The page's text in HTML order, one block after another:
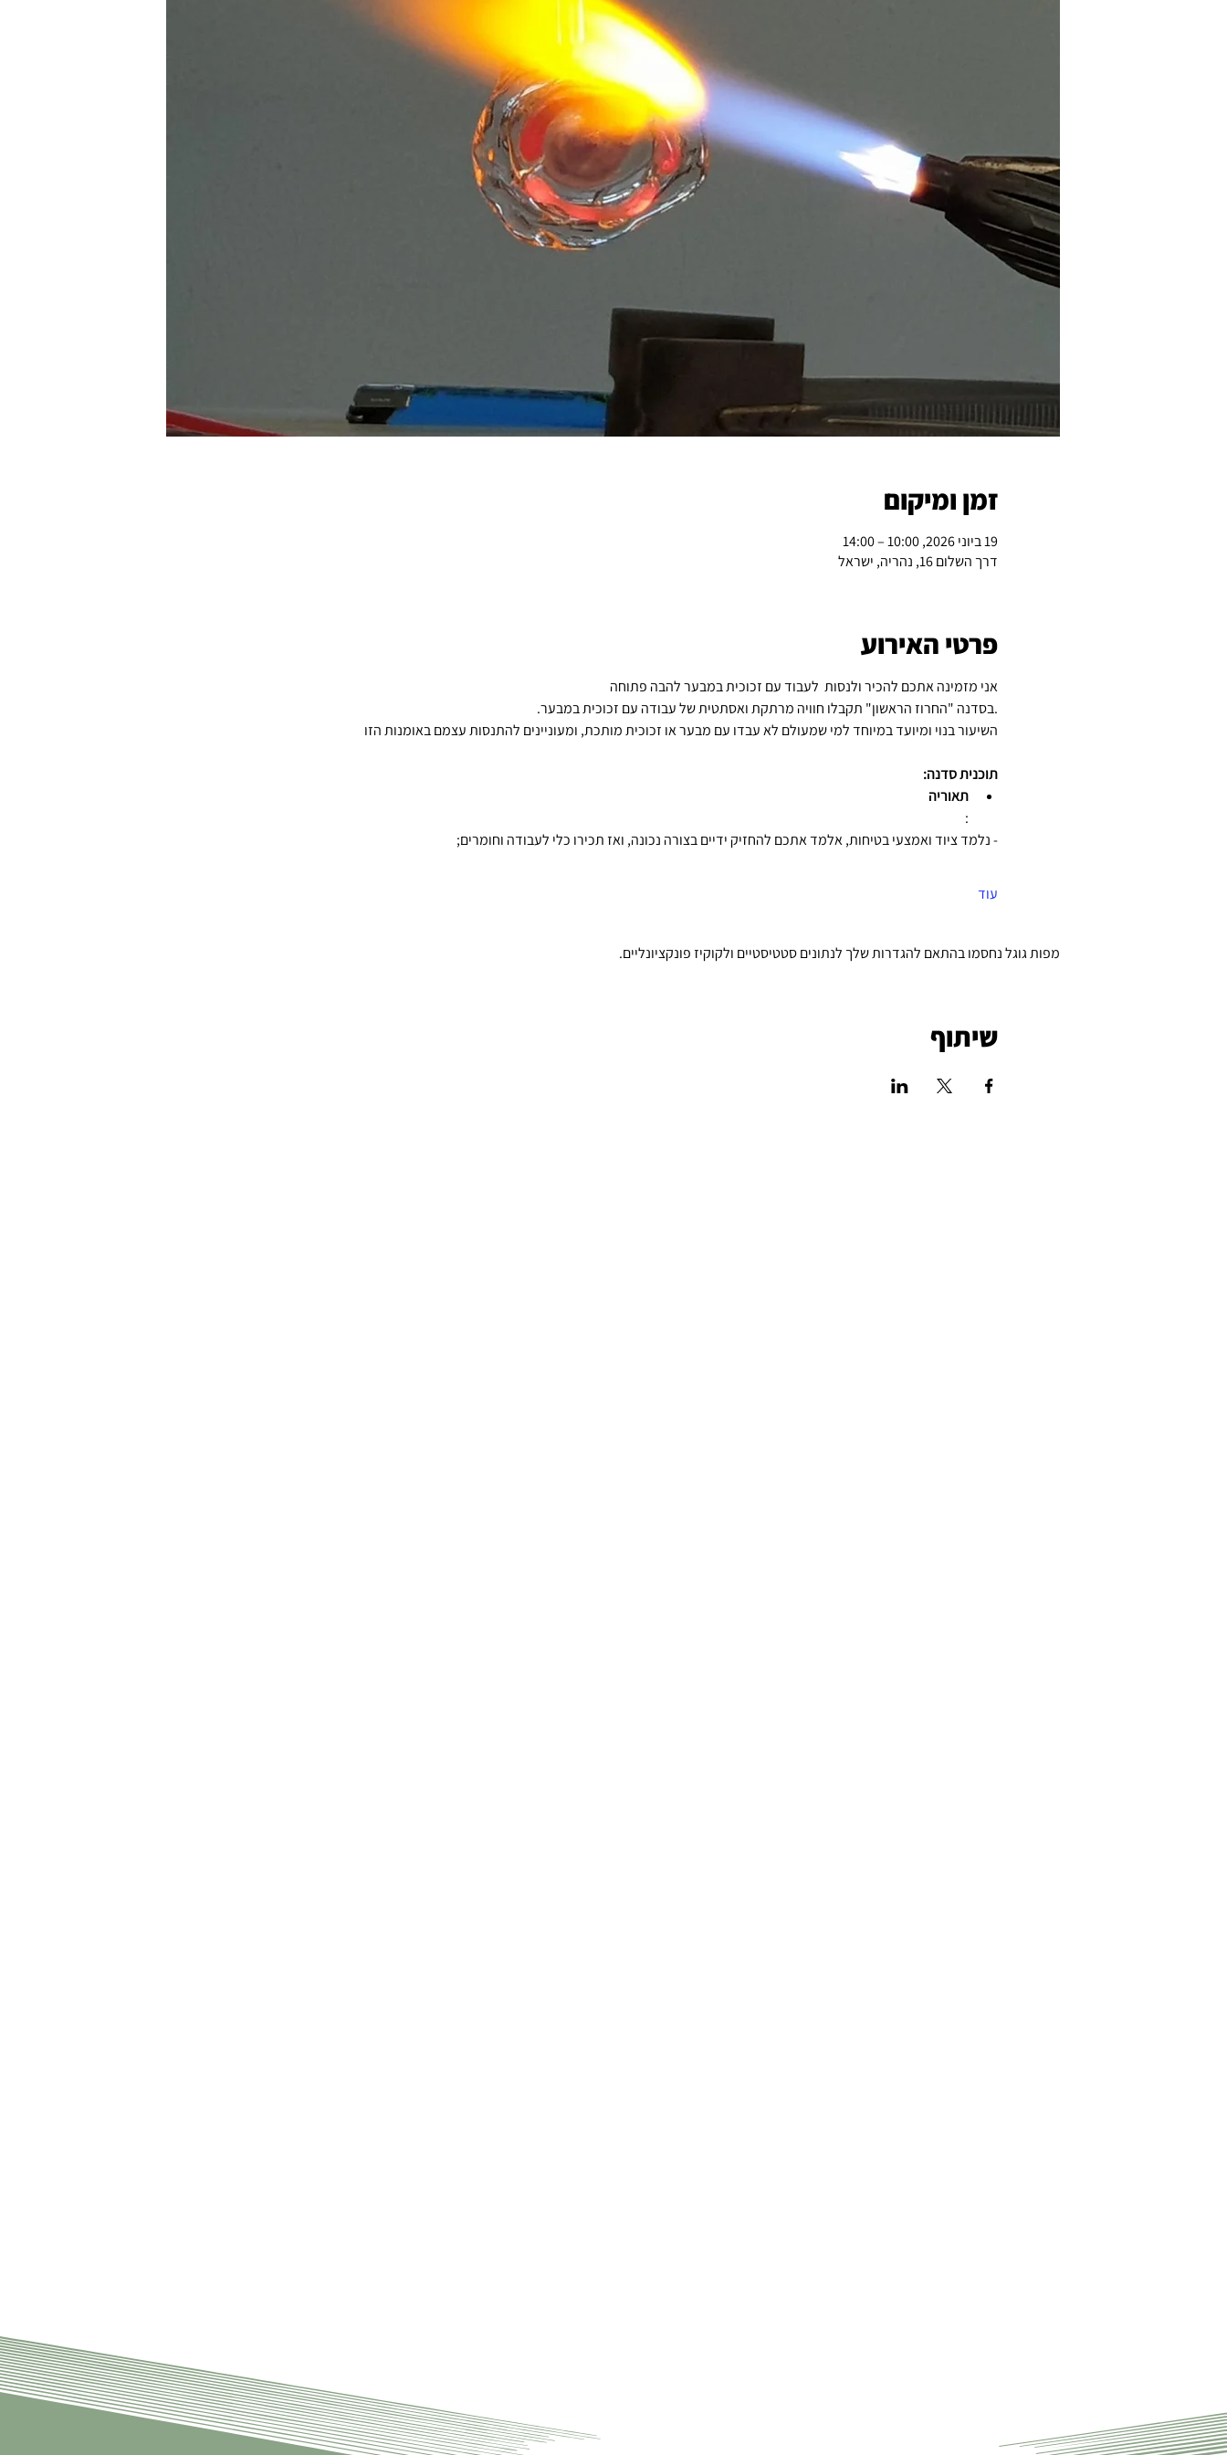
זמן ומיקום
19 ביוני 2026, 10:00 – 14:00
דרך השלום 16, נהריה, ישראל
פרטי האירוע
אני מזמינה אתכם להכיר ולנסות  לעבוד עם זכוכית במבער להבה פתוחה
.בסדנה "החרוז הראשון" תקבלו חוויה מרתקת ואסתטית של עבודה עם זכוכית במבער.
השיעור בנוי ומיועד במיוחד למי שמעולם לא עבדו עם מבער או זכוכית מותכת, ומעוניינים להתנסות עצמם באומנות הזו
תוכנית סדנה:
תאוריה
:
- נלמד ציוד ואמצעי בטיחות, אלמד אתכם להחזיק ידיים בצורה נכונה, ואז תכירו כלי לעבודה וחומרים;
עוד
מפות גוגל נחסמו בהתאם להגדרות שלך לנתונים סטטיסטיים ולקוקיז פונקציונליים.
שיתוף